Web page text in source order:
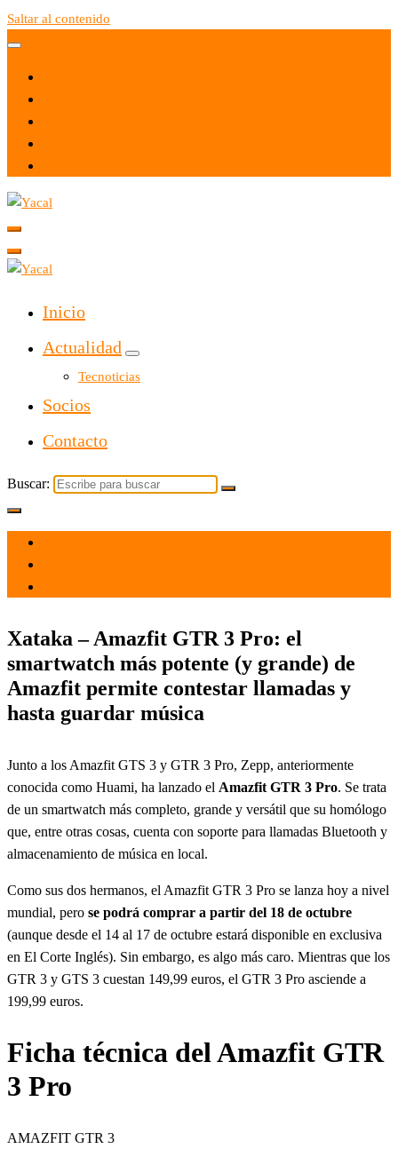
Saltar al contenido
Yacal micro hosting
Inicio
Actualidad
Tecnoticias
Socios
Contacto
Buscar:
Xataka – Amazfit GTR 3 Pro: el
smartwatch más potente (y grande) de
Amazfit permite contestar llamadas y
hasta guardar música
Junto a los Amazfit GTS 3 y GTR 3 Pro, Zepp, anteriormente
conocida como Huami, ha lanzado el Amazfit GTR 3 Pro. Se trata
de un smartwatch más completo, grande y versátil que su homólogo
que, entre otras cosas, cuenta con soporte para llamadas Bluetooth y
almacenamiento de música en local.
Como sus dos hermanos, el Amazfit GTR 3 Pro se lanza hoy a nivel
mundial, pero se podrá comprar a partir del 18 de octubre
(aunque desde el 14 al 17 de octubre estará disponible en exclusiva
en El Corte Inglés). Sin embargo, es algo más caro. Mientras que los
GTR 3 y GTS 3 cuestan 149,99 euros, el GTR 3 Pro asciende a
199,99 euros.
Ficha técnica del Amazfit GTR
3 Pro
AMAZFIT GTR 3